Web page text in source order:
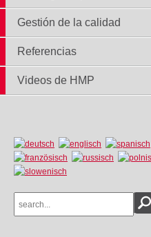
Gestión de la calidad
Referencias
Videos de HMP